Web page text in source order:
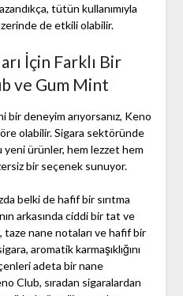
tütün kullanımıyla
de etkili olabilir.
İçin Farklı Bir
ve Gum Mint
deneyim arıyorsanız, Keno
olabilir. Sigara sektöründe
yeni ürünler, hem lezzet hem
bir seçenek sunuyor.
belki de hafif bir sırıtma
arkasında ciddi bir tat ve
taze nane notaları ve hafif bir
aromatik karmaşıklığını
adeta bir nane
Club, sıradan sigaralardan